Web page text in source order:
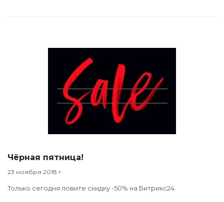
Чёрная пятница!
23 ноября 2018 г.
Только сегодня ловите скидку -50% на Битрикс24.